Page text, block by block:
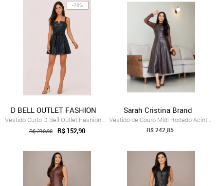
-28%
D BELL OUTLET FASHION
Vestido Curto D Bell Outlet Fashion Laç...
R$ 210,90 R$ 152,90
Sarah Cristina Brand
Vestido de Couro Midi Rodado Acinturado ...
R$ 242,85